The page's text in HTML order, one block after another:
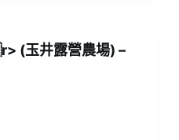
(玉井露營農場) –